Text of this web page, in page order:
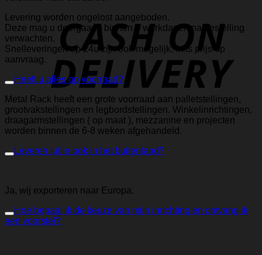
Levering worden ongelost aangeboden.
Deze mag u doorgaans binnen 5 werkdagen na bestelling
verwachten.
Snelleveringen op 24u zijn ook mogelijk, mits prijs op
aanvraag.
Heeft u alles op voorraad?
Metal Rack heeft een grote voorraad aan palletstellingen,
grootvakstellingen en legbordstellingen. Winkelinrichtingen,
draagarmstellingen ( op maat ), mezzanine en projecten
worden binnen de 6-8 weken afgehandeld.
Leveren jullie ook in het buitenland?
Ja, wij exporteren naar Europa.
Hoe bepaal ik de keuze van mijn inrichting en ontvang ik
een voorstel?